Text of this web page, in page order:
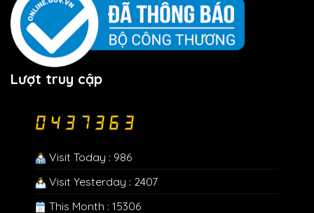
Lượt truy cập
Visit Today : 986
Visit Yesterday : 2407
This Month : 15306